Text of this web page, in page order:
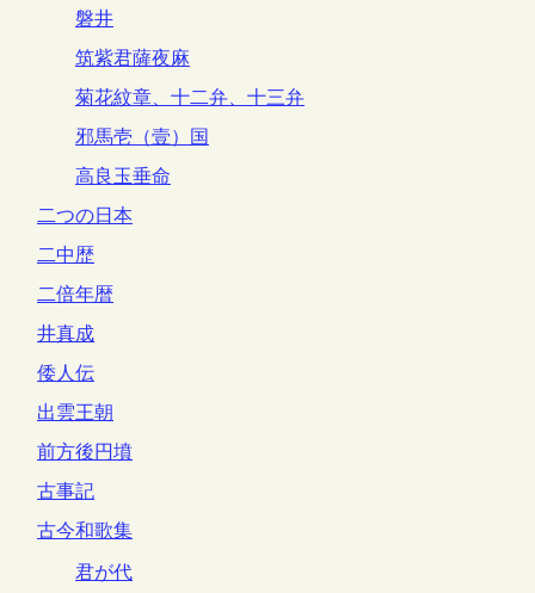
磐井
筑紫君薩夜麻
菊花紋章、十二弁、十三弁
邪馬壱（壹）国
高良玉垂命
二つの日本
二中歴
二倍年暦
井真成
倭人伝
出雲王朝
前方後円墳
古事記
古今和歌集
君が代